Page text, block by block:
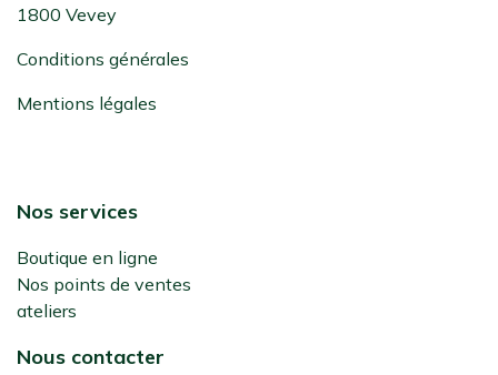
1800 Vevey
Conditions générales
Mentions légales
Nos services
Boutique en ligne
Nos points de ventes
ateliers
Nous contacter